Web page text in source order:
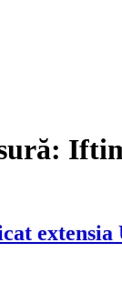
extensia